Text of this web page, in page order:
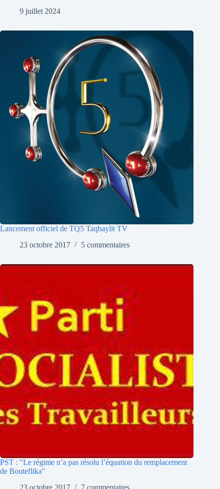
9 juillet 2024
Lancement officiel de TQ5 Taqbaylit TV
23 octobre 2017
5 commentaires
PST : "Le régime n’a pas résolu l’équation du remplacement
de Bouteflika"